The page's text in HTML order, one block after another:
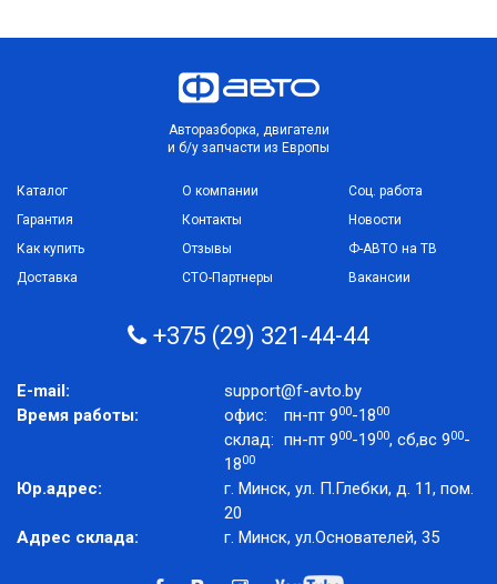
Авторазборка, двигатели
и б/у запчасти из Европы
Каталог
Гарантия
Как купить
Доставка
О компании
Контакты
Отзывы
СТО-Партнеры
Соц. работа
Новости
Ф-АВТО на ТВ
Вакансии
+375 (29) 321-44-44
E-mail:
support@f-avto.by
Время работы:
офис: пн-пт 900-1800
склад: пн-пт 900-1900, сб,вс 900-
1800
Юр.адрес:
г. Минск, ул. П.Глебки, д. 11, пом.
20
Адрес склада:
г. Минск, ул.Основателей, 35